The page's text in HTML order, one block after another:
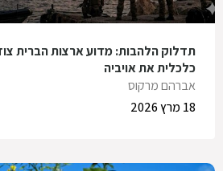
תדלוק הלהבות: מדוע ארצות הברית
כלכלית את אויביה
אברהם מרקוס
18 מרץ 2026